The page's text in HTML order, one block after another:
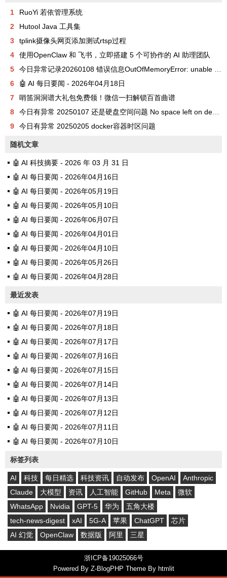
1
RuoYi 若依管理系统
2
Hutool Java 工具集
3
tplink摄像头网页添加测试rtsp过程
4
使用OpenClaw 和 飞书，立即搭建 5 个可协作的 AI 助理团队
5
今日异常记录20260108 错误信息OutOfMemoryError: unable to create new native thread
6
🤖 AI 每日要闻 - 2026年04月18日
7
哨笛洞洞谱大礼包免费领！微信一扫解锁百首曲谱
8
今日有异常 20250107 还是硬盘空间问题 No space left on device
9
今日有异常 20250205 docker容器时区问题
随机文章
🤖 AI 科技摘要 - 2026 年 03 月 31 日
🤖 AI 每日要闻 - 2026年04月16日
🤖 AI 每日要闻 - 2026年05月19日
🤖 AI 每日要闻 - 2026年05月10日
🤖 AI 每日要闻 - 2026年06月07日
🤖 AI 每日要闻 - 2026年04月01日
🤖 AI 每日要闻 - 2026年04月10日
🤖 AI 每日要闻 - 2026年05月26日
🤖 AI 每日要闻 - 2026年04月28日
最近发表
🤖 AI 每日要闻 - 2026年07月19日
🤖 AI 每日要闻 - 2026年07月18日
🤖 AI 每日要闻 - 2026年07月17日
🤖 AI 每日要闻 - 2026年07月16日
🤖 AI 每日要闻 - 2026年07月15日
🤖 AI 每日要闻 - 2026年07月14日
🤖 AI 每日要闻 - 2026年07月13日
🤖 AI 每日要闻 - 2026年07月12日
🤖 AI 每日要闻 - 2026年07月11日
🤖 AI 每日要闻 - 2026年07月10日
标签列表
AI 科技 每日精选 科技资讯 自动发布 OpenAI
Anthropic
Claude
大模型 资讯 人工智能 GitHub Meta
微软
WhatsApp
Nvidia GPT-5 华为
五角大楼
tech-news-digest
xAI 5G-A 苹果 ChatGPT
芯片
AI 幻觉
OpenClaw 数据版 阿里 三星
浙ICP备19025066号
Powered By Z-BlogPHP Theme By htmlit